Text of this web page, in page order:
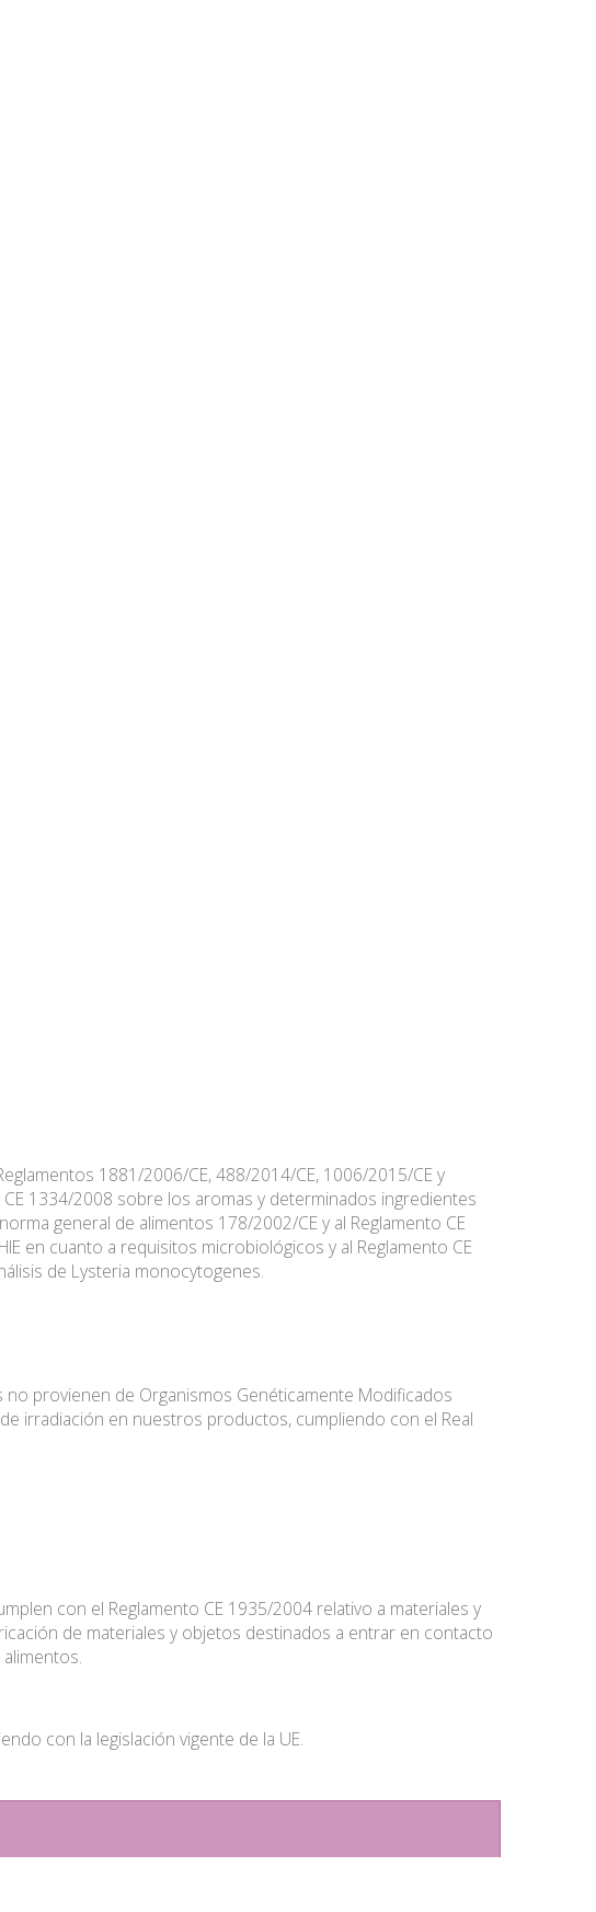
1881/2006/CE, 488/2014/CE, 1006/2015/CE y
1334/2008 sobre los aromas y determinados ingredientes
general de alimentos 178/2002/CE y al Reglamento CE
en cuanto a requisitos microbiológicos y al Reglamento CE
de Lysteria monocytogenes.
provienen de Organismos Genéticamente Modificados
irradiación en nuestros productos, cumpliendo con el Real
con el Reglamento CE 1935/2004 relativo a materiales y
de materiales y objetos destinados a entrar en contacto
con la legislación vigente de la UE.